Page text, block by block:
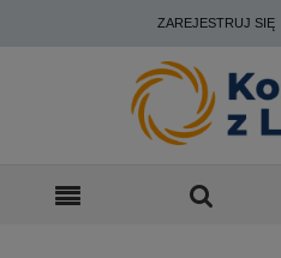
ZAREJESTRUJ SIĘ